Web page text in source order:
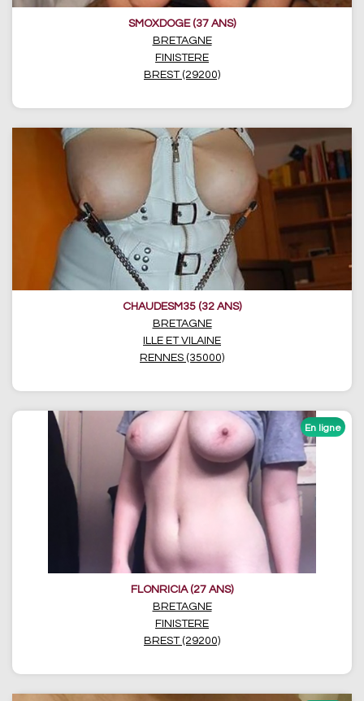
SMOXDOGE (37 ANS)
BRETAGNE
FINISTERE
BREST (29200)
CHAUDESM35 (32 ANS)
BRETAGNE
ILLE ET VILAINE
RENNES (35000)
FLONRICIA (27 ANS)
BRETAGNE
FINISTERE
BREST (29200)